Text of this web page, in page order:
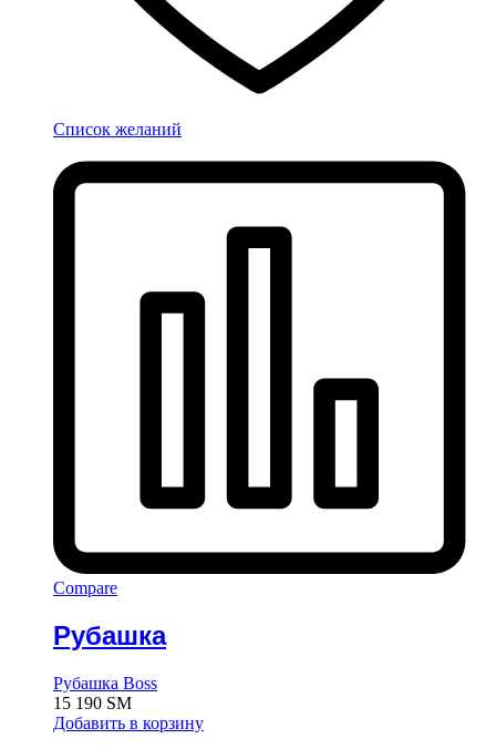
Список желаний
Compare
Рубашка
Рубашка Boss
15 190 ЅМ
Добавить в корзину